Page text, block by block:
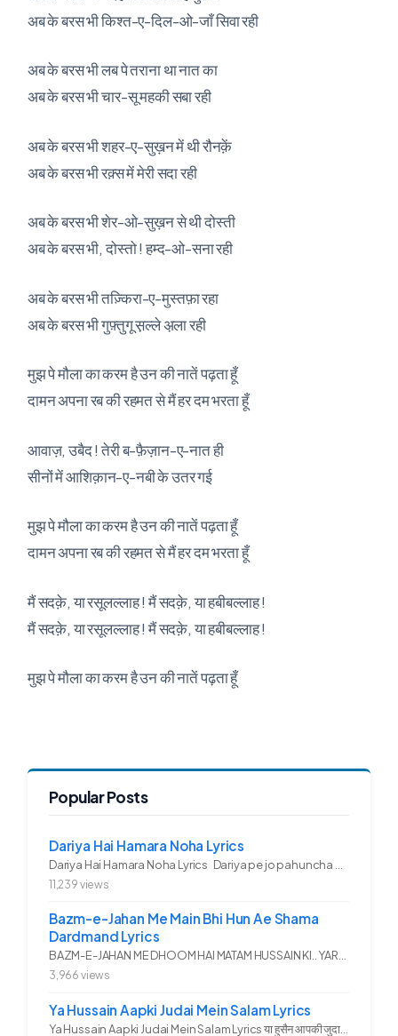
अब के बरस भी किश्त-ए-दिल-ओ-जाँ सिवा रही
अब के बरस भी लब पे तराना था नात का
अब के बरस भी चार-सू महकी सबा रही
अब के बरस भी शहर-ए-सुख़न में थी रौनक़ें
अब के बरस भी रक़्स में मेरी सदा रही
अब के बरस भी शेर-ओ-सुख़न से थी दोस्ती
अब के बरस भी, दोस्तो ! हम्द-ओ-सना रही
अब के बरस भी तज़्किरा-ए-मुस्तफ़ा रहा
अब के बरस भी गुफ़्तुगू स़ल्ले अ़ला रही
मुझ पे मौला का करम है उन की नातें पढ़ता हूँ
दामन अपना रब की रहमत से मैं हर दम भरता हूँ
आवाज़, उबैद ! तेरी ब-फ़ैज़ान-ए-नात ही
सीनों में आशिक़ान-ए-नबी के उतर गई
मुझ पे मौला का करम है उन की नातें पढ़ता हूँ
दामन अपना रब की रहमत से मैं हर दम भरता हूँ
मैं सदक़े, या रसूलल्लाह ! मैं सदक़े, या हबीबल्लाह !
मैं सदक़े, या रसूलल्लाह ! मैं सदक़े, या हबीबल्लाह !
मुझ पे मौला का करम है उन की नातें पढ़ता हूँ
Popular Posts
Dariya Hai Hamara Noha Lyrics
11,239 views
Bazm-e-Jahan Me Main Bhi Hun Ae Shama
Dardmand Lyrics
3,966 views
Ya Hussain Aapki Judai Mein Salam Lyrics